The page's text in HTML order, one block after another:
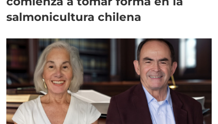
salmonicultura chilena